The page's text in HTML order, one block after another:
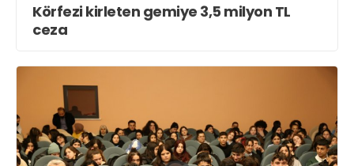
Körfezi kirleten gemiye 3,5 milyon TL
ceza